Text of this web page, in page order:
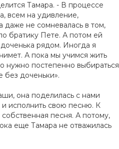
Тамара. - В процессе
всем на удивление,
даже не сомневалась в том,
братику Пете. А потом ей
рядом. Иногда я
А пока мы учимся жить
нужно постепенно выбираться
без доченьки».
она поделилась с нами
и исполнить свою песню. К
песня. А потому,
еще Тамара не отважилась